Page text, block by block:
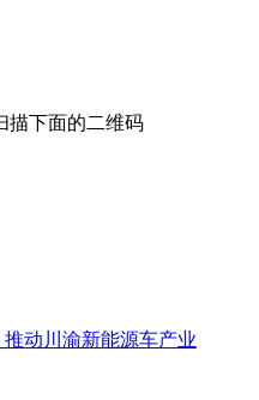
描下面的二维码
动川渝新能源车产业